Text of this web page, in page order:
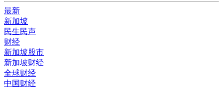
最新
新加坡
民生民声
财经
新加坡股市
新加坡财经
全球财经
中国财经